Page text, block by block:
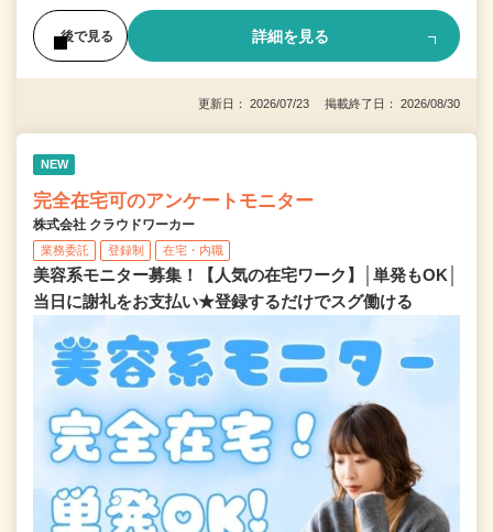
後で見る 詳細を見る
更新日： 2026/07/23 掲載終了日： 2026/08/30
NEW
完全在宅可のアンケートモニター
株式会社 クラウドワーカー
業務委託 登録制 在宅・内職
美容系モニター募集！【人気の在宅ワーク】│単発もOK│
当日に謝礼をお支払い★登録するだけでスグ働ける